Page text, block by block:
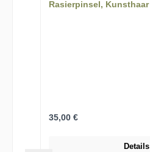
Rasierpinsel, Kunsthaar
Regulärer Preis:
35,00 €
Details